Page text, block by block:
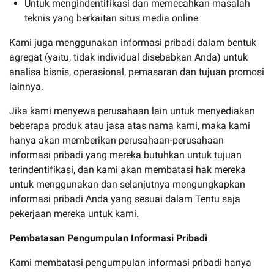
Untuk mengindentifikasi dan memecahkan masalah
teknis yang berkaitan situs media online
Kami juga menggunakan informasi pribadi dalam bentuk
agregat (yaitu, tidak individual disebabkan Anda) untuk
analisa bisnis, operasional, pemasaran dan tujuan promosi
lainnya.
Jika kami menyewa perusahaan lain untuk menyediakan
beberapa produk atau jasa atas nama kami, maka kami
hanya akan memberikan perusahaan-perusahaan
informasi pribadi yang mereka butuhkan untuk tujuan
terindentifikasi, dan kami akan membatasi hak mereka
untuk menggunakan dan selanjutnya mengungkapkan
informasi pribadi Anda yang sesuai dalam Tentu saja
pekerjaan mereka untuk kami.
Pembatasan Pengumpulan Informasi Pribadi
Kami membatasi pengumpulan informasi pribadi hanya